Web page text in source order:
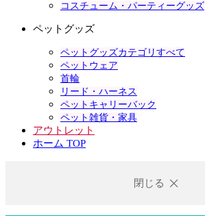
コスチューム・パーティーグッズ
ペットグッズ
ペットグッズカテゴリすべて
ペットウェア
首輪
リード・ハーネス
ペットキャリーバック
ペット雑貨・家具
アウトレット
ホーム TOP
閉じる